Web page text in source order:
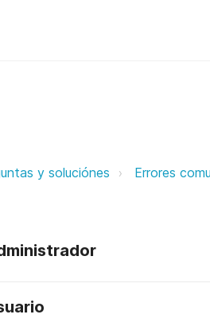
mi ezeep
y soluciónes Errores